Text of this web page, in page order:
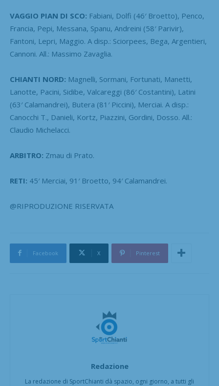
VAGGIO PIAN DI SCO: Fabiani, Dolfi (46′ Broetto), Penco,
Francia, Pepi, Messana, Spanu, Andreini (58′ Parivir),
Fantoni, Lepri, Maggio. A disp.: Sciorpees, Bega, Argentieri,
Cannoni. All.: Massimo Zavaglia.
CHIANTI NORD: Magnelli, Sormani, Fortunati, Manetti,
Lanotte, Pacini, Sidibe, Valcareggi (86′ Costantini), Latini
(63′ Calamandrei), Butera (81′ Piccini), Merciai. A disp.:
Canocchi T., Danieli, Kortz, Piazzini, Gordini, Dosso. All.:
Claudio Michelacci.
ARBITRO: Zmau di Prato.
RETI: 45′ Merciai, 91′ Broetto, 94′ Calamandrei.
@RIPRODUZIONE RISERVATA
Facebook X Pinterest
Redazione
La redazione di SportChianti dà spazio, ogni giorno, a tutti gli